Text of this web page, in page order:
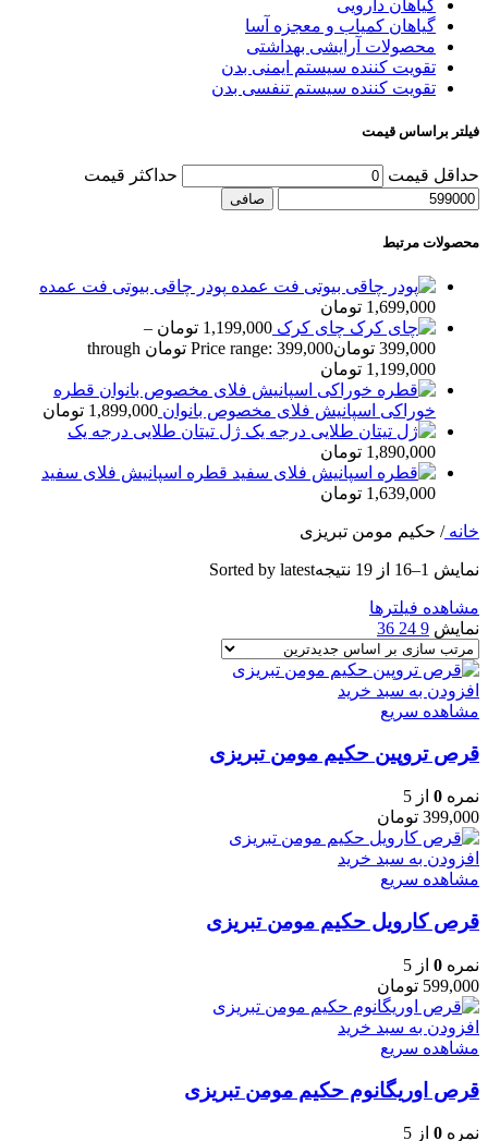
گیاهان دارویی
گیاهان کمیاب و معجزه آسا
محصولات آرایشی بهداشتی
تقویت کننده سیستم ایمنی بدن
تقویت کننده سیستم تنفسی بدن
فیلتر براساس قیمت
حداقل قیمت حداكثر قيمت
صافی
محصولات مرتبط
پودر چاقی بیوتی فت عمده
1,699,000 تومان
چای کرک 1,199,000 تومان –
399,000 تومان
Price range: 399,000 تومان through
1,199,000 تومان
قطره
خوراکی اسپانيش فلای مخصوص بانوان 1,899,000 تومان
ژل تيتان طلایی درجه يک
1,890,000 تومان
قطره اسپانيش فلای سفيد
1,639,000 تومان
خانه/ حکیم مومن تبریزی
نمایش 1–16 از 19 نتیجه Sorted by latest
مشاهده فیلترها
نمایش 9
24
36
افزودن به سبد خرید
مشاهده سریع
قرص تروپین حکیم مومن تبریزی
نمره 0 از 5
399,000 تومان
افزودن به سبد خرید
مشاهده سریع
قرص کارویل حکیم مومن تبریزی
نمره 0 از 5
599,000 تومان
افزودن به سبد خرید
مشاهده سریع
قرص اوریگانوم حکیم مومن تبریزی
نمره 0 از 5